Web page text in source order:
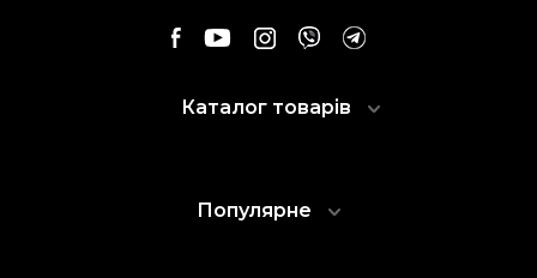
Каталог товарів
Популярне